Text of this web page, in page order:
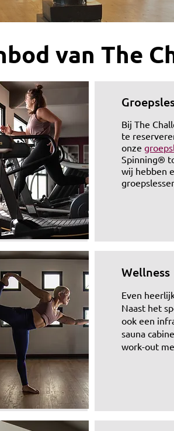
van The
Bij The
te
onze
Spinning®
wij hebben
Wellness
Even
Naast het
ook een
sauna
work-out